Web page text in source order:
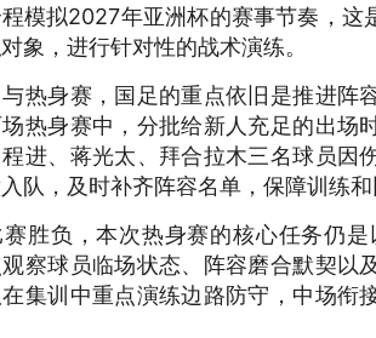
模拟2027年亚洲杯的赛事节奏，
象，进行针对性的战术演练。
热身赛，国足的重点依旧是推进阵
热身赛中，分批给新人充足的出场
程进、蒋光太、拜合拉木三名球员
队，及时补齐阵容名单，保障训练
胜负，本次热身赛的核心任务仍
察球员临场状态、阵容磨合默契以
集训中重点演练边路防守，中场衔